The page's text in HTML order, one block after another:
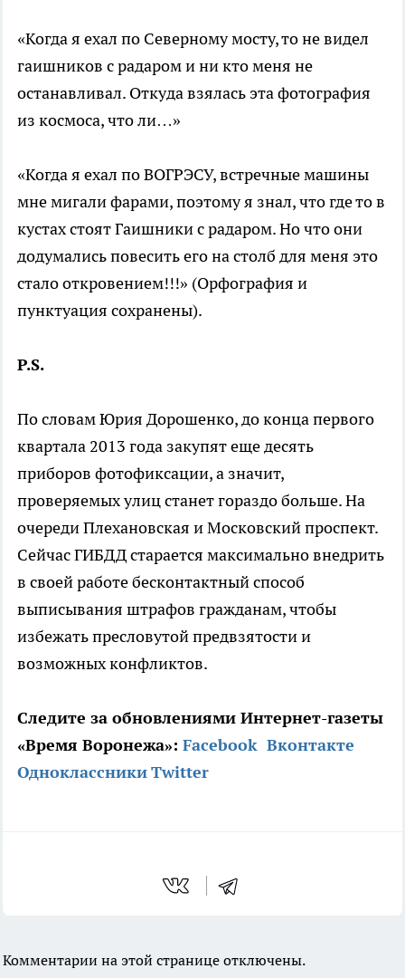
«Когда я ехал по Северному мосту, то не видел
гаишников с радаром и ни кто меня не
останавливал. Откуда взялась эта фотография
из космоса, что ли…»
«Когда я ехал по ВОГРЭСУ, встречные машины
мне мигали фарами, поэтому я знал, что где то в
кустах стоят Гаишники с радаром. Но что они
додумались повесить его на столб для меня это
стало откровением!!!» (Орфография и
пунктуация сохранены).
P.S.
По словам Юрия Дорошенко, до конца первого
квартала 2013 года закупят еще десять
приборов фотофиксации, а значит,
проверяемых улиц станет гораздо больше. На
очереди Плехановская и Московский проспект.
Сейчас ГИБДД старается максимально внедрить
в своей работе бесконтактный способ
выписывания штрафов гражданам, чтобы
избежать пресловутой предвзятости и
возможных конфликтов.
Следите за обновлениями Интернет-газеты
«Время Воронежа»: Facebook Вконтакте
ОдноклассникиTwitter
Комментарии на этой странице отключены.